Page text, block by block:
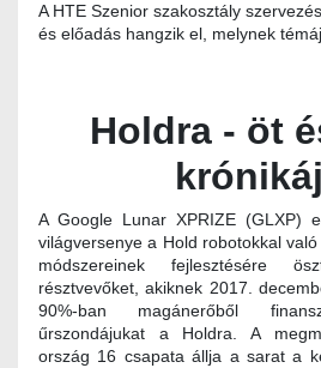
A HTE Szenior szakosztály
és előadás hangzik el, melynek
Holdra - öt
A Google Lunar XPRIZE (GLXP)
világversenye a Hold robotokkal
módszereinek fejlesztésére
résztvevőket, akiknek 2017.
90%-ban magánerőből
űrszondájukat a Holdra. A
ország 16 csapata állja a sarat a